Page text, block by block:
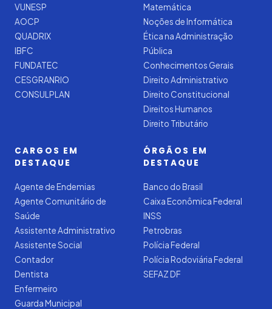
VUNESP
AOCP
QUADRIX
IBFC
FUNDATEC
CESGRANRIO
CONSULPLAN
Matemática
Noções de Informática
Ética na Administração
Pública
Conhecimentos Gerais
Direito Administrativo
Direito Constitucional
Direitos Humanos
Direito Tributário
CARGOS EM
DESTAQUE
Agente de Endemias
Agente Comunitário de
Saúde
Assistente Administrativo
Assistente Social
Contador
Dentista
Enfermeiro
Guarda Municipal
ÓRGÃOS EM
DESTAQUE
Banco do Brasil
Caixa Econômica Federal
INSS
Petrobras
Polícia Federal
Polícia Rodoviária Federal
SEFAZ DF